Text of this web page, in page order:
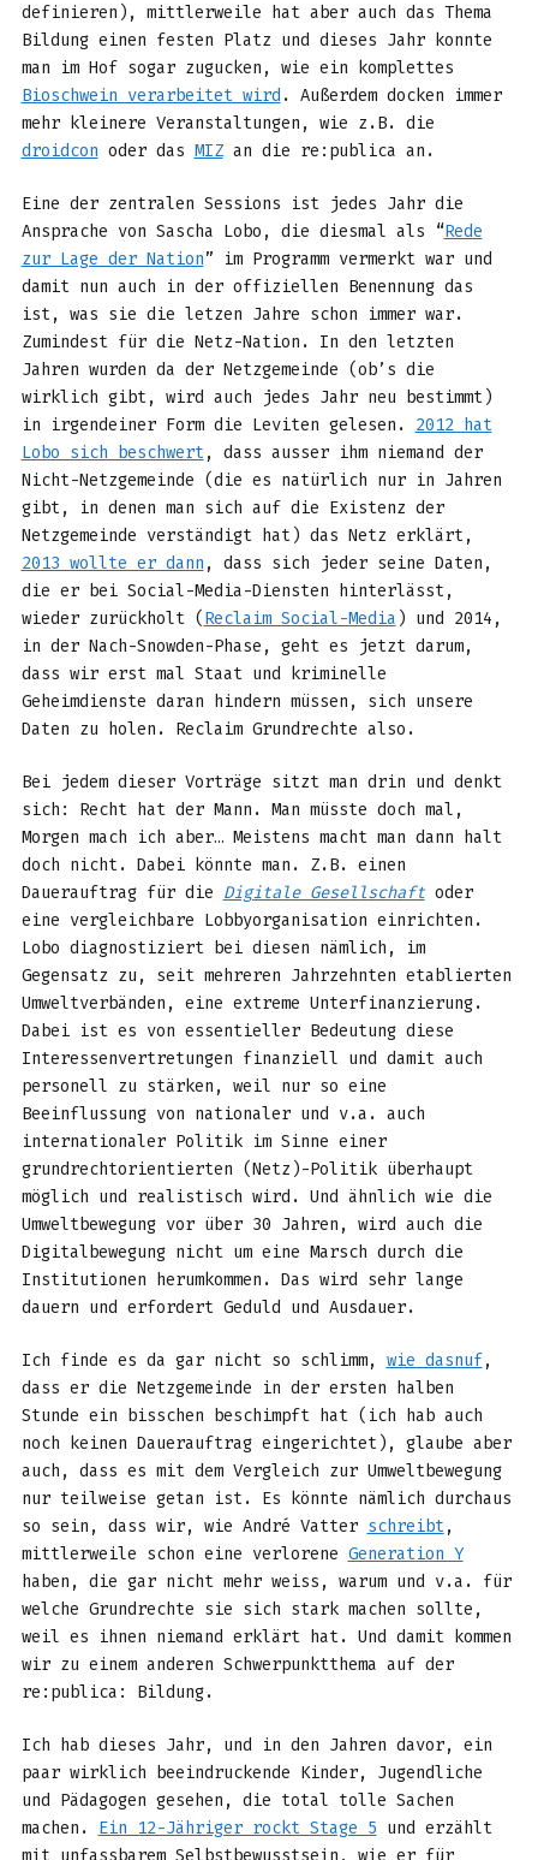
definieren), mittlerweile hat aber auch das Thema
Bildung einen festen Platz und dieses Jahr konnte
man im Hof sogar zugucken, wie ein komplettes
Bioschwein verarbeitet wird . Außerdem docken immer
mehr kleinere Veranstaltungen, wie z.B. die
droidcon oder das MIZan die re:publica an.
Eine der zentralen Sessions ist jedes Jahr die
Ansprache von Sascha Lobo, die diesmal als “Rede
zur Lage der Nation” im Programm vermerkt war und
damit nun auch in der offiziellen Benennung das
ist, was sie die letzen Jahre schon immer war.
Zumindest für die Netz-Nation. In den letzten
Jahren wurden da der Netzgemeinde (ob’s die
wirklich gibt, wird auch jedes Jahr neu bestimmt)
in irgendeiner Form die Leviten gelesen. 2012 hat
Lobo sich beschwert, dass ausser ihm niemand der
Nicht-Netzgemeinde (die es natürlich nur in Jahren
gibt, in denen man sich auf die Existenz der
Netzgemeinde verständigt hat) das Netz erklärt,
2013 wollte er dann , dass sich jeder seine Daten,
die er bei Social-Media-Diensten hinterlässt,
wieder zurückholt ( Reclaim Social-Media ) und 2014,
in der Nach-Snowden-Phase, geht es jetzt darum,
dass wir erst mal Staat und kriminelle
Geheimdienste daran hindern müssen, sich unsere
Daten zu holen. Reclaim Grundrechte also.
Bei jedem dieser Vorträge sitzt man drin und denkt
sich: Recht hat der Mann. Man müsste doch mal,
Morgen mach ich aber… Meistens macht man dann halt
doch nicht. Dabei könnte man. Z.B. einen
Dauerauftrag für die Digitale Gesellschaftoder
eine vergleichbare Lobbyorganisation einrichten.
Lobo diagnostiziert bei diesen nämlich, im
Gegensatz zu, seit mehreren Jahrzehnten etablierten
Umweltverbänden, eine extreme Unterfinanzierung.
Dabei ist es von essentieller Bedeutung diese
Interessenvertretungen finanziell und damit auch
personell zu stärken, weil nur so eine
Beeinflussung von nationaler und v.a. auch
internationaler Politik im Sinne einer
grundrechtorientierten (Netz)-Politik überhaupt
möglich und realistisch wird. Und ähnlich wie die
Umweltbewegung vor über 30 Jahren, wird auch die
Digitalbewegung nicht um eine Marsch durch die
Institutionen herumkommen. Das wird sehr lange
dauern und erfordert Geduld und Ausdauer.
Ich finde es da gar nicht so schlimm, wie dasnuf,
dass er die Netzgemeinde in der ersten halben
Stunde ein bisschen beschimpft hat (ich hab auch
noch keinen Dauerauftrag eingerichtet), glaube aber
auch, dass es mit dem Vergleich zur Umweltbewegung
nur teilweise getan ist. Es könnte nämlich durchaus
so sein, dass wir, wie André Vatter schreibt,
mittlerweile schon eine verlorene Generation Y
haben, die gar nicht mehr weiss, warum und v.a. für
welche Grundrechte sie sich stark machen sollte,
weil es ihnen niemand erklärt hat. Und damit kommen
wir zu einem anderen Schwerpunktthema auf der
re:publica: Bildung.
Ich hab dieses Jahr, und in den Jahren davor, ein
paar wirklich beeindruckende Kinder, Jugendliche
und Pädagogen gesehen, die total tolle Sachen
machen. Ein 12-Jähriger rockt Stage 5 und erzählt
mit unfassbarem Selbstbewusstsein, wie er für